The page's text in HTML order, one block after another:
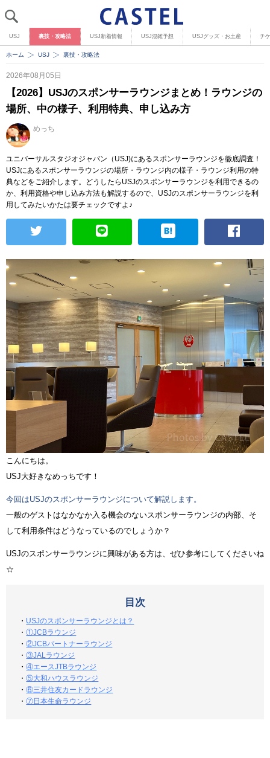
USJ 裏技・攻略法 USJ新着情報 USJ混雑予想 USJグッズ・お土産 チ
ホーム USJ 裏技・攻略法
2026年08月05日
【2026】USJのスポンサーラウンジまとめ！ラウンジの
場所、中の様子、利用特典、申し込み方
めっち
ユニバーサルスタジオジャパン（USJ)にあるスポンサーラウンジを徹底調査！
USJにあるスポンサーラウンジの場所・ラウンジ内の様子・ラウンジ利用の特
典などをご紹介します。どうしたらUSJのスポンサーラウンジを利用できるの
か、利用資格や申し込み方法も解説するので、USJのスポンサーラウンジを利
用してみたいかたは要チェックですよ♪
こんにちは。
USJ大好きなめっちです！
今回はUSJのスポンサーラウンジについて解説します。
一般のゲストはなかなか入る機会のないスポンサーラウンジの内部、そ
して利用条件はどうなっているのでしょうか？
USJのスポンサーラウンジに興味がある方は、ぜひ参考にしてくださいね
☆
目次
・ USJのスポンサーラウンジとは？
・①JCBラウンジ
・②JCBパートナーラウンジ
・③JALラウンジ
・④エースJTBラウンジ
・⑤大和ハウスラウンジ
・⑥三井住友カードラウンジ
・⑦日本生命ラウンジ